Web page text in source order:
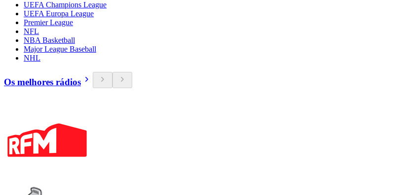
UEFA Champions League
UEFA Europa League
Premier League
NFL
NBA Basketball
Major League Baseball
NHL
Os melhores rádios